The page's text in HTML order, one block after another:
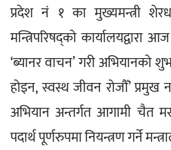
प्रदेश नं १ का मुख्यमन्त्री
मन्त्रिपरिषद्को कार्यालयद्वारा
‘ब्यानर वाचन’ गरी अभियानको
होइन, स्वस्थ जीवन रोजौँ’
अभियान अन्तर्गत आगामी चैत
पदार्थ पूर्णरुपमा नियन्त्रण गर्ने